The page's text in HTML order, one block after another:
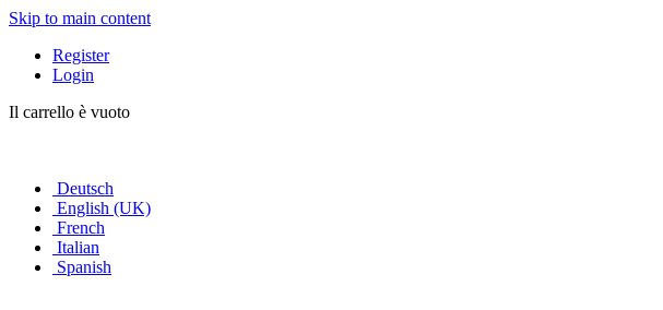
Skip to main content
Register
Login
Il carrello è vuoto
Deutsch
English (UK)
French
Italian
Spanish